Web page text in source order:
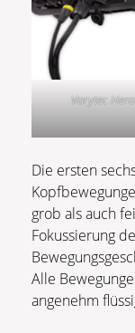
Varytec
Die ersten
grob als auch
Fokussierung
Alle
angenehm